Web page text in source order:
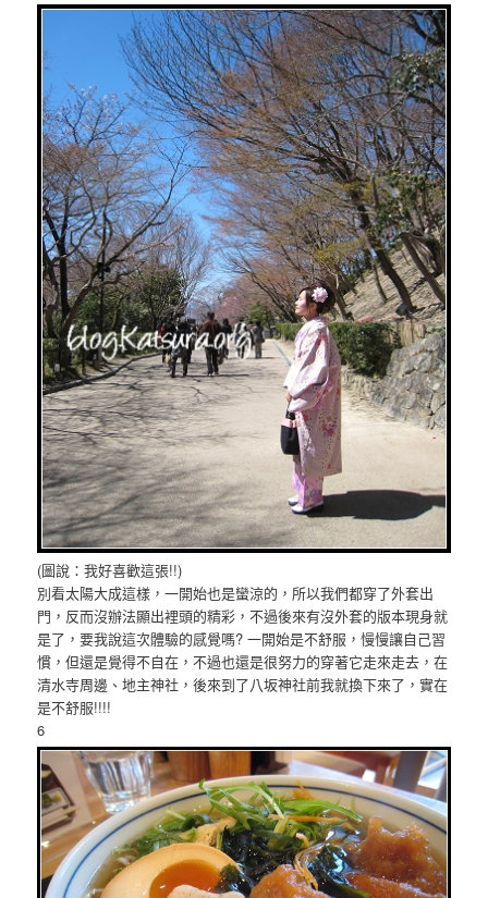
(圖說：我好喜歡這張!!)
別看太陽大成這樣，一開始也是蠻涼的，所以我們都穿了外套出
門，反而沒辦法顯出裡頭的精彩，不過後來有沒外套的版本現身就
是了，要我說這次體驗的感覺嗎? 一開始是不舒服，慢慢讓自己習
慣，但還是覺得不自在，不過也還是很努力的穿著它走來走去，在
清水寺周邊、地主神社，後來到了八坂神社前我就換下來了，實在
是不舒服!!!!
6